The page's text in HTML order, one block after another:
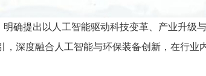
明确提出以人工智能驱动科技变革、产业升级
深度融合人工智能与环保装备创新，在行业